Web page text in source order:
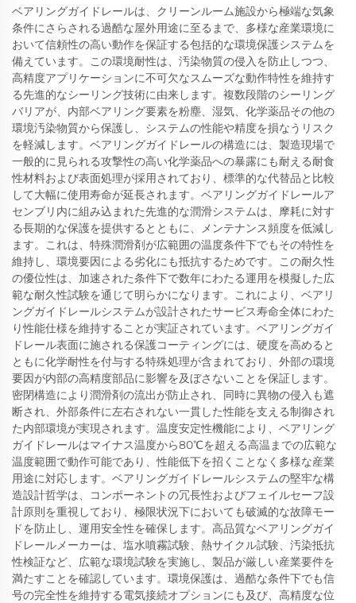
ベアリングガイドレールは、クリーンルーム施設から極端な気象
条件にさらされる過酷な屋外用途に至るまで、多様な産業環境に
おいて信頼性の高い動作を保証する包括的な環境保護システムを
備えています。この環境耐性は、汚染物質の侵入を防止しつつ、
高精度アプリケーションに不可欠なスムーズな動作特性を維持す
る先進的なシーリング技術に由来します。複数段階のシーリング
バリアが、内部ベアリング要素を粉塵、湿気、化学薬品その他の
環境汚染物質から保護し、システムの性能や精度を損なうリスク
を軽減します。ベアリングガイドレールの構造には、製造現場で
一般的に見られる攻撃性の高い化学薬品への暴露にも耐える耐食
性材料および表面処理が採用されており、標準的な代替品と比較
して大幅に使用寿命が延長されます。ベアリングガイドレールア
センブリ内に組み込まれた先進的な潤滑システムは、摩耗に対す
る長期的な保護を提供するとともに、メンテナンス頻度を低減し
ます。これは、特殊潤滑剤が広範囲の温度条件下でもその特性を
維持し、環境要因による劣化にも抵抗するためです。この耐久性
の優位性は、加速された条件下で数年にわたる運用を模擬した広
範な耐久性試験を通じて明らかになります。これにより、ベアリ
ングガイドレールシステムが設計されたサービス寿命全体にわた
り性能仕様を維持することが実証されています。ベアリングガイ
ドレール表面に施される保護コーティングには、硬度を高めると
ともに化学耐性を付与する特殊処理が含まれており、外部の環境
要因が内部の高精度部品に影響を及ぼさないことを保証します。
密閉構造により潤滑剤の流出が防止され、同時に異物の侵入も遮
断され、外部条件に左右されない一貫した性能を支える制御され
た内部環境が実現されます。温度安定性機能により、ベアリング
ガイドレールはマイナス温度から80℃を超える高温までの広範な
温度範囲で動作可能であり、性能低下を招くことなく多様な産業
用途に対応します。ベアリングガイドレールシステムの堅牢な構
造設計哲学は、コンポーネントの冗長性およびフェイルセーフ設
計原則を重視しており、極限状況下においても破滅的な故障モー
ドを防止し、運用安全性を確保します。高品質なベアリングガイ
ドレールメーカーは、塩水噴霧試験、熱サイクル試験、汚染抵抗
性検証など、広範な環境試験を実施し、製品が厳しい産業要件を
満たすことを確認しています。環境保護は、過酷な条件下でも信
号の完全性を維持する電気接続オプションにも及び、高精度な位